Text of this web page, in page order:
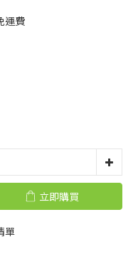
運費
立即購買
單